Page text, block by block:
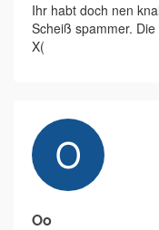
Ihr habt doch nen
Scheiß spammer.
X(
Oo